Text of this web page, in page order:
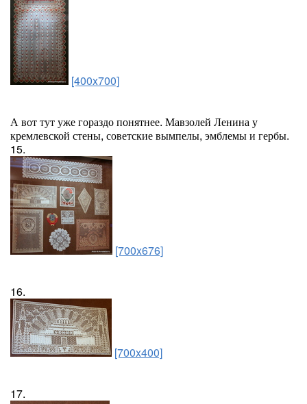
[400x700]
А вот тут уже гораздо понятнее. Мавзолей Ленина у
кремлевской стены, советские вымпелы, эмблемы и гербы.
15.
[700x676]
16.
[700x400]
17.